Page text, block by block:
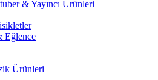
& Yayıncı Ürünleri
Eğlence
Ürünleri